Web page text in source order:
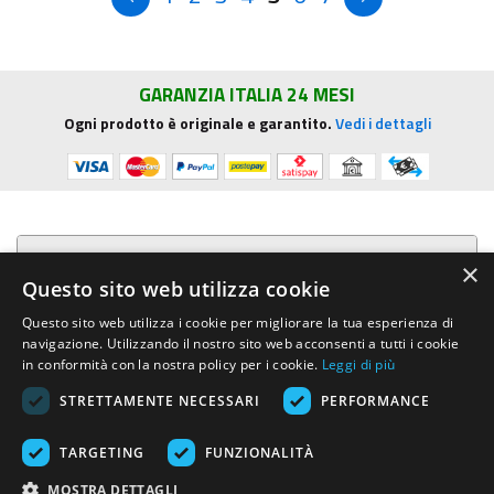
GARANZIA ITALIA 24 MESI
Ogni prodotto è originale e garantito.Vedi i dettagli
Presentazione aziendale
Acquista su R.G. Sound
Trasparenza e sicurezza
Area Clienti
R.G. Sound di Rosini Guido
×
Questo sito web utilizza cookie
Questo sito web utilizza i cookie per migliorare la tua esperienza di
navigazione. Utilizzando il nostro sito web acconsenti a tutti i cookie
in conformità con la nostra policy per i cookie. Leggi di più
STRETTAMENTE NECESSARI
PERFORMANCE
TARGETING FUNZIONALITÀ
MOSTRA DETTAGLI